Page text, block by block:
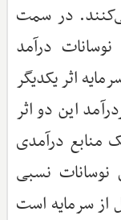
در سمت
درآمد
اثر یکدیگر
این دو اثر
منابع درآمدی
نسبی
از سرمایه است